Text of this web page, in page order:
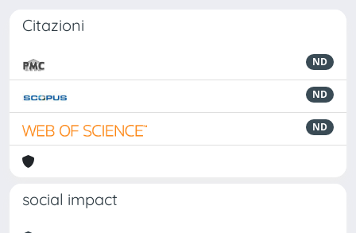
Citazioni
ND
ND
ND
social impact